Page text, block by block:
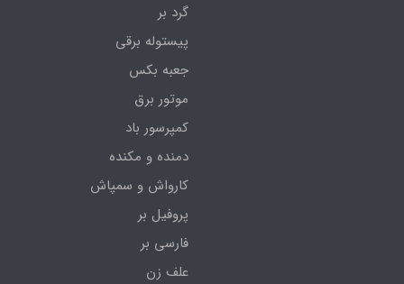
گرد بر
پیستوله برقی
جعبه بکس
موتور برق
کمپرسور باد
دمنده و مکنده
کارواش و سمپاش
پروفیل بر
فارسی بر
علف زن